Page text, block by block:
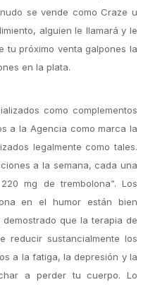
se vende como Craze u
alguien le llamará y le
tu próximo venta galpones la
en la plata.
como complementos
a la Agencia como marca la
legalmente como tales.
a la semana, cada una
mg de trembolona”. Los
en el humor están bien
que la terapia de
reducir sustancialmente los
a la fatiga, la depresión y la
a perder tu cuerpo. Lo